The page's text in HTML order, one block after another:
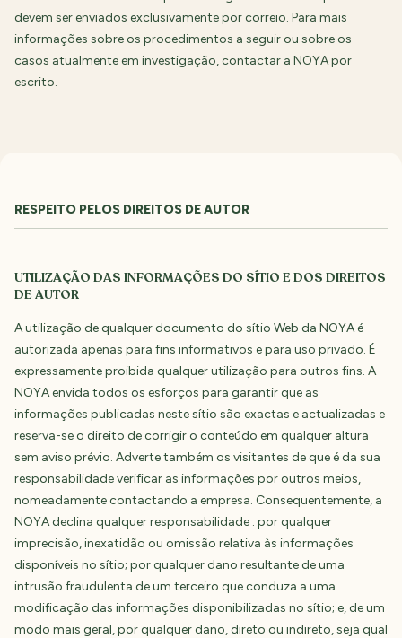
devem ser enviados exclusivamente por correio. Para mais
informações sobre os procedimentos a seguir ou sobre os
casos atualmente em investigação, contactar a NOYA por
escrito.
RESPEITO PELOS DIREITOS DE AUTOR
UTILIZAÇÃO DAS INFORMAÇÕES DO SÍTIO E DOS DIREITOS
DE AUTOR
A utilização de qualquer documento do sítio Web da NOYA é
autorizada apenas para fins informativos e para uso privado. É
expressamente proibida qualquer utilização para outros fins. A
NOYA envida todos os esforços para garantir que as
informações publicadas neste sítio são exactas e actualizadas e
reserva-se o direito de corrigir o conteúdo em qualquer altura
sem aviso prévio. Adverte também os visitantes de que é da sua
responsabilidade verificar as informações por outros meios,
nomeadamente contactando a empresa. Consequentemente, a
NOYA declina qualquer responsabilidade : por qualquer
imprecisão, inexatidão ou omissão relativa às informações
disponíveis no sítio; por qualquer dano resultante de uma
intrusão fraudulenta de um terceiro que conduza a uma
modificação das informações disponibilizadas no sítio; e, de um
modo mais geral, por qualquer dano, direto ou indireto, seja qual